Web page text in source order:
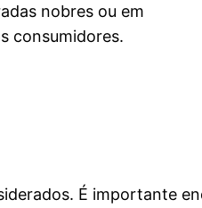
nobres ou em
consumidores.
É importante